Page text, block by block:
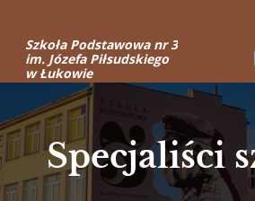
Szkoła Podstawowa nr 3
im. Józefa Piłsudskiego
w Łukowie
Specjaliści